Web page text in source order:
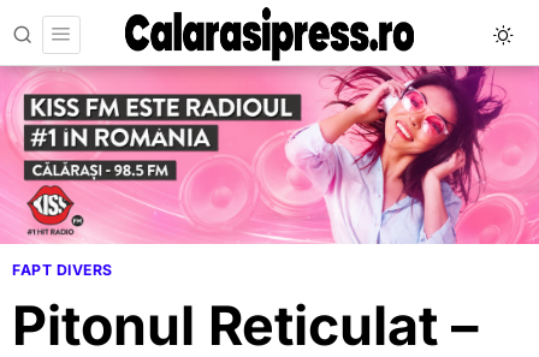
FAPT DIVERS
Pitonul Reticulat –